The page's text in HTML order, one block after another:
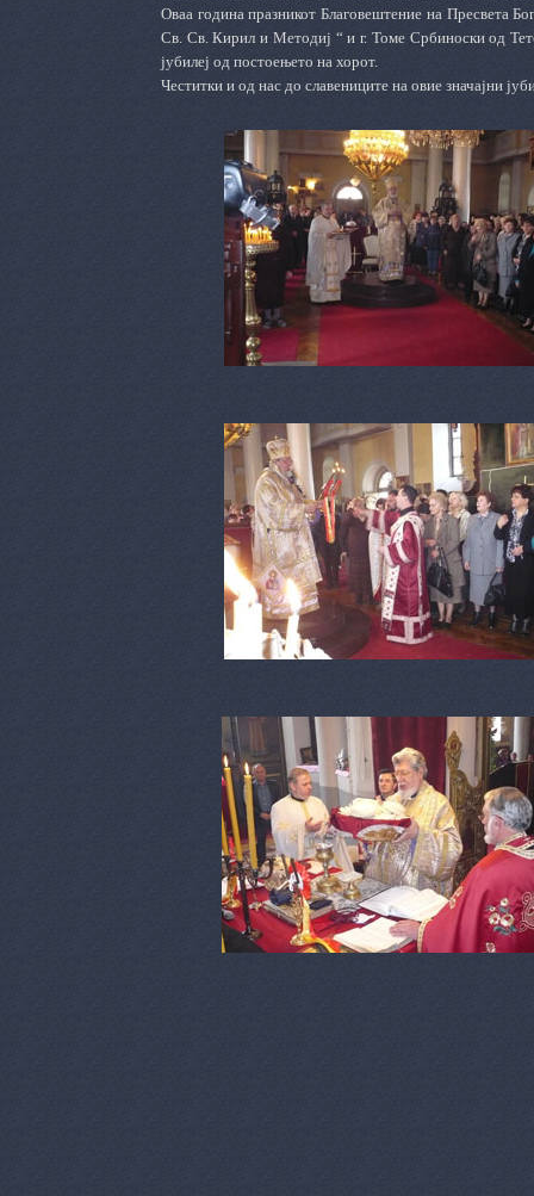
Оваа година празникот Благовештение на Пресвета
Св. Св. Кирил и Методиј “ и г. Томе Србиноски од
јубилеј од постоењето на хорот.
Честитки и од нас до славениците на овие значајни